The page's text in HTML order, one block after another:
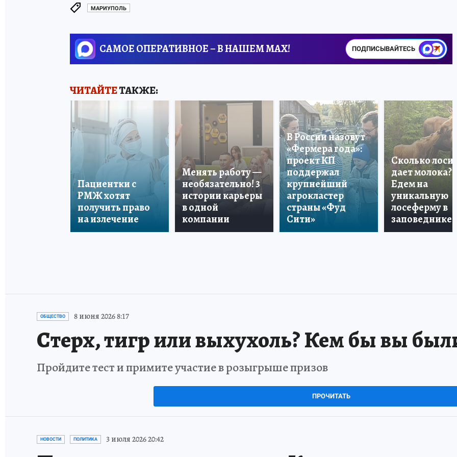
МАРИУПОЛЬ
САМОЕ ОПЕРАТИВНОЕ – В НАШЕМ MAX! ПОДПИСЫВАЙТЕСЬ
ЧИТАЙТЕТАКЖЕ:
Пациентки с
РМЖ хотят
получить право
на излечение
Менять работу —
необязательно! 3
истории карьеры
в одной
компании
В России назовут
«Фермера года»:
проект КП
поддержал
крупнейший
агрокластер
страны «Фуд
Сити»
Сколько лосиха
дает молока?
Едем на
уникальную
лосеферму в
заповеднике!
ОБЩЕСТВО 8 июня 2026 8:17
Стерх, тигр или выхухоль? Кем бы вы
Пройдите тест и примите участие в розыгрыше призов
ПРОЧИТАТЬ
НОВОСТИ ПОЛИТИКА 3 июля 2026 20:42